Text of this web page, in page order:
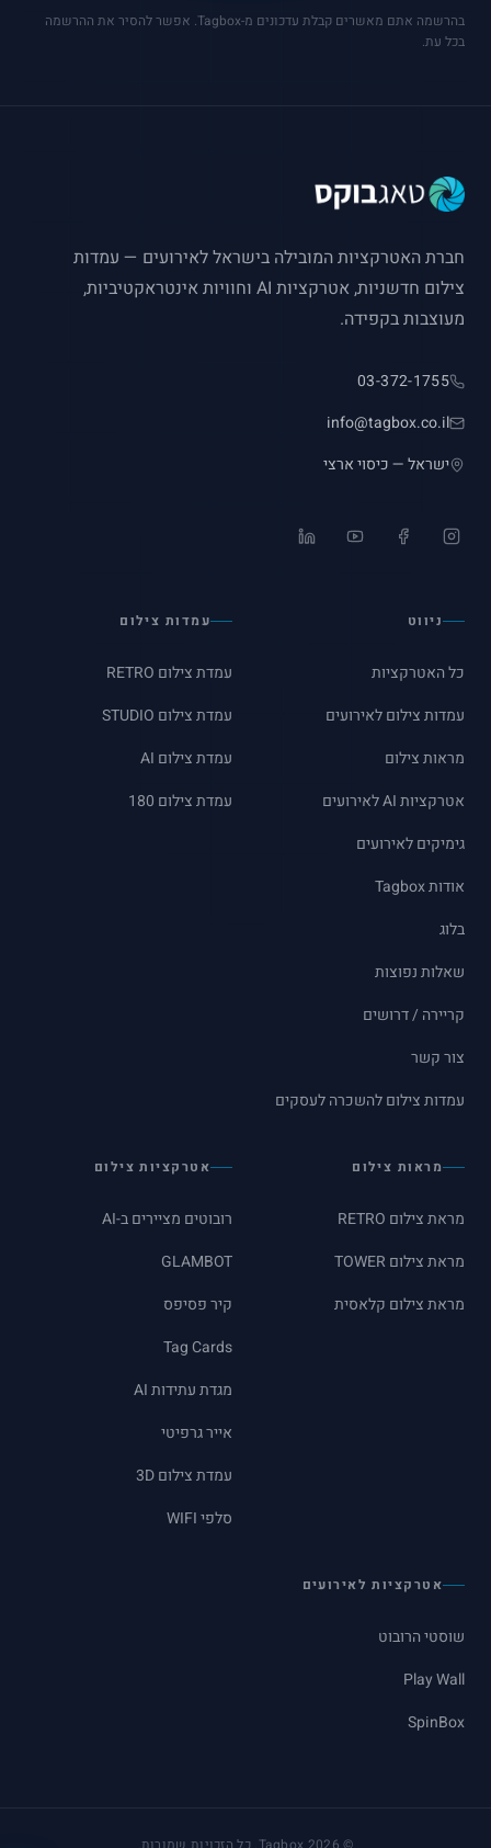
בהרשמה אתם מאשרים קבלת עדכונים מ-Tagbox. אפשר להסיר את ההרשמה
בכל עת.
חברת האטרקציות המובילה בישראל לאירועים — עמדות
צילום חדשניות, אטרקציות AI וחוויות אינטראקטיביות,
מעוצבות בקפידה.
03-372-1755
info@tagbox.co.il
ישראל — כיסוי ארצי
Instagram
Facebook
YouTube
LinkedIn
ניווט
כל האטרקציות
עמדות צילום לאירועים
מראות צילום
אטרקציות AI לאירועים
גימיקים לאירועים
אודות Tagbox
בלוג
שאלות נפוצות
קריירה / דרושים
צור קשר
עמדות צילום להשכרה לעסקים
עמדות צילום
עמדת צילום RETRO
עמדת צילום STUDIO
עמדת צילום AI
עמדת צילום 180
מראות צילום
מראת צילום RETRO
מראת צילום TOWER
מראת צילום קלאסית
אטרקציות צילום
רובוטים מציירים ב-AI
GLAMBOT
קיר פסיפס
Tag Cards
מגדת עתידות AI
אייר גרפיטי
עמדת צילום 3D
סלפי WIFI
אטרקציות לאירועים
שוסטי הרובוט
Play Wall
SpinBox